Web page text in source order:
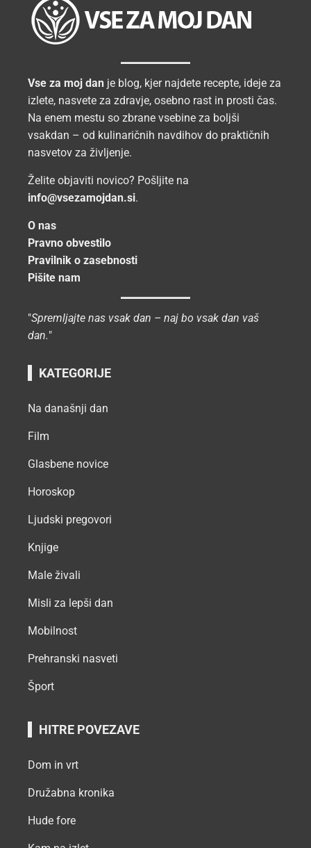
Vse za moj dan je blog, kjer najdete recepte, ideje za
izlete, nasvete za zdravje, osebno rast in prosti čas.
Na enem mestu so zbrane vsebine za boljši
vsakdan – od kulinaričnih navdihov do praktičnih
nasvetov za življenje.
Želite objaviti novico? Pošljite na
info@vsezamojdan.si.
O nas
Pravno obvestilo
Pravilnik o zasebnosti
Pišite nam
"Spremljajte nas vsak dan – naj bo vsak dan vaš
dan."
KATEGORIJE
Na današnji dan
Film
Glasbene novice
Horoskop
Ljudski pregovori
Knjige
Male živali
Misli za lepši dan
Mobilnost
Prehranski nasveti
Šport
HITRE POVEZAVE
Dom in vrt
Družabna kronika
Hude fore